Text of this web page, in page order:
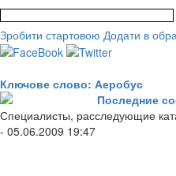
Зробити стартовою Додати в
Ключове слово: Аеробус
Последние
Специалисты, расследующие
- 05.06.2009 19:47